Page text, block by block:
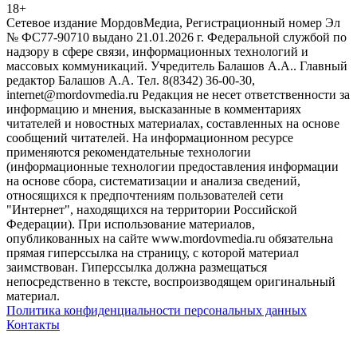
18+
Сетевое издание МордовМедиа, Регистрационный номер Эл
№ ФС77-90710 выдано 21.01.2026 г. Федеральной службой по
надзору в сфере связи, информационных технологий и
массовых коммуникаций. Учредитель Балашов А.А.. Главный
редактор Балашов А.А. Тел. 8(8342) 36-00-30,
internet@mordovmedia.ru Редакция не несет ответственности за
информацию и мнения, высказанные в комментариях
читателей и новостных материалах, составленных на основе
сообщений читателей. На информационном ресурсе
применяются рекомендательные технологии
(информационные технологии предоставления информации
на основе сбора, систематизации и анализа сведений,
относящихся к предпочтениям пользователей сети
"Интернет", находящихся на территории Российской
Федерации). При использование материалов,
опубликованных на сайте www.mordovmedia.ru обязательна
прямая гиперссылка на страницу, с которой материал
заимствован. Гиперссылка должна размещаться
непосредственно в тексте, воспроизводящем оригинальный
материал.
Политика конфиденциальности персональных данных
Контакты